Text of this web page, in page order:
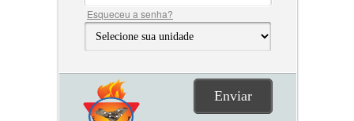
Esqueceu a senha?